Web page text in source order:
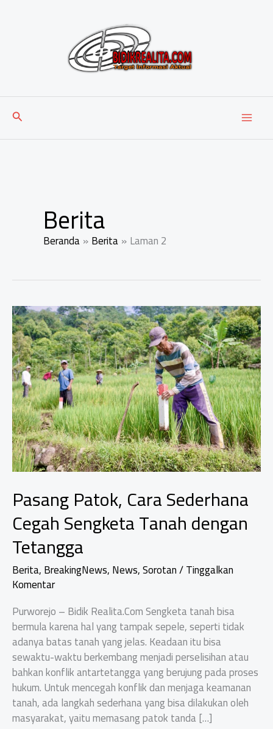
Cari
Berita
Beranda Berita Laman 2
Pasang Patok, Cara Sederhana
Cegah Sengketa Tanah dengan
Tetangga
Berita,BreakingNews,News,Sorotan/Tinggalkan
Komentar
Purworejo – Bidik Realita.Com Sengketa tanah bisa
bermula karena hal yang tampak sepele, seperti tidak
adanya batas tanah yang jelas. Keadaan itu bisa
sewaktu-waktu berkembang menjadi perselisihan atau
bahkan konflik antartetangga yang berujung pada proses
hukum. Untuk mencegah konflik dan menjaga keamanan
tanah, ada langkah sederhana yang bisa dilakukan oleh
masyarakat, yaitu memasang patok tanda […]